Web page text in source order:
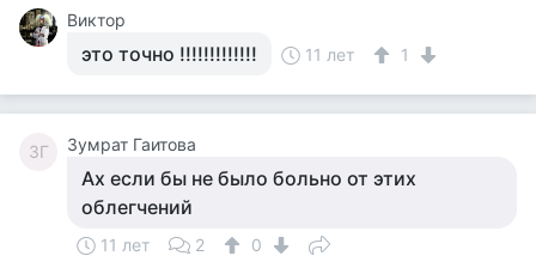
Виктор
это точно !!!!!!!!!!!!! 11 лет 1
ЗГ Зумрат Гаитова
Ах если бы не было больно от этих
облегчений
11 лет 2
0